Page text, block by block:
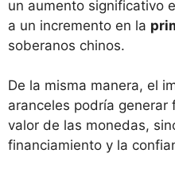
un aumento significativo
a un incremento en la
soberanos chinos.
De la misma manera, el
aranceles podría generar
valor de las monedas,
financiamiento y la